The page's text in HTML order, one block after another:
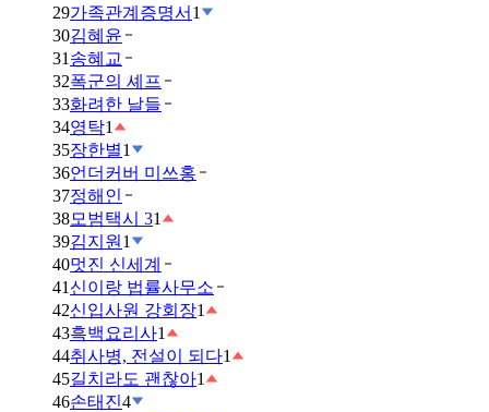
29가족관계증명서 1
30김혜윤
31 송혜교
32폭군의 셰프
33화려한 날들
34영탁1
35장한별1
36언더커버 미쓰홍
37정해인
38모범택시 31
39김지원 1
40멋진 신세계
41 신이랑 법률사무소
42신입사원 강회장1
43흑백요리사1
44취사병, 전설이 되다1
45길치라도 괜찮아1
46손태진4